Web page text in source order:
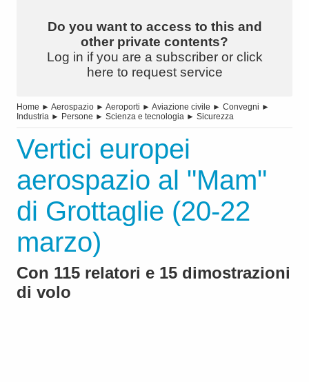
Do you want to access to this and
other private contents?
Log in if you are a subscriber or click
here to request service
Home ► Aerospazio ► Aeroporti ► Aviazione civile ► Convegni ►
Industria ► Persone ► Scienza e tecnologia ► Sicurezza
Vertici europei
aerospazio al "Mam"
di Grottaglie (20-22
marzo)
Con 115 relatori e 15 dimostrazioni
di volo